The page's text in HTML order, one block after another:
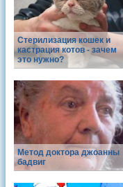
Стерилизация кошек и
кастрация котов - зачем
это нужно?
Метод доктора джоанны
бадвиг